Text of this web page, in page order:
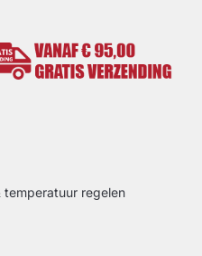
temperatuur regelen